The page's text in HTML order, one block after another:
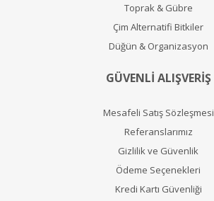
Toprak & Gübre
Çim Alternatifi Bitkiler
Düğün & Organizasyon
GÜVENLİ ALIŞVERİŞ
Mesafeli Satış Sözleşmesi
Referanslarımız
Gizlilik ve Güvenlik
Ödeme Seçenekleri
Kredi Kartı Güvenliği